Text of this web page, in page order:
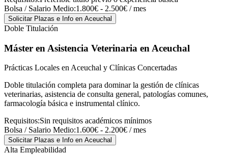
Bolsa / Salario Medio:1.800€ - 2.500€ / mes
Solicitar Plazas e Info en Aceuchal
Doble Titulación
Máster en Asistencia Veterinaria en Aceuchal
Prácticas Locales en Aceuchal y Clínicas Concertadas
Doble titulación completa para dominar la gestión de clínicas
veterinarias, asistencia de consulta general, patologías comunes,
farmacología básica e instrumental clínico.
Requisitos:Sin requisitos académicos mínimos
Bolsa / Salario Medio:1.600€ - 2.200€ / mes
Solicitar Plazas e Info en Aceuchal
Alta Empleabilidad